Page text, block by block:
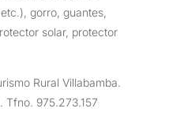
gorro, guantes,
solar, protector
Rural Villabamba.
Tfno. 975.273.157